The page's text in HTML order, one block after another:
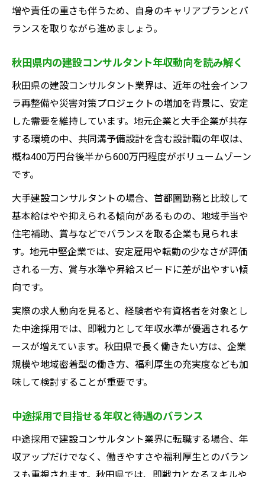
増や責任の重さも伴うため、自身のキャリアプランとバ
ランスを取りながら進めましょう。
秋田県内の建設コンサルタント年収動向を読み解く
秋田県の建設コンサルタント業界は、近年の社会インフ
ラ再整備や災害対策プロジェクトの増加を背景に、安定
した需要を維持しています。地元企業と大手企業が共存
する環境の中、共同溝予備設計を含む設計職の年収は、
概ね400万円台後半から600万円程度がボリュームゾーン
です。
大手建設コンサルタントの場合、首都圏勤務と比較して
基本給はやや抑えられる傾向があるものの、地域手当や
住宅補助、賞与などでバランスを取る企業も見られま
す。地元中堅企業では、安定雇用や転勤の少なさが評価
される一方、賞与水準や昇給スピードに差が出やすい傾
向です。
実際の求人動向を見ると、経験者や有資格者を対象とし
た中途採用では、即戦力として年収水準が優遇されるケ
ースが増えています。秋田県で長く働きたい方は、企業
規模や地域密着型の働き方、福利厚生の充実度なども加
味して検討することが重要です。
中途採用で目指せる年収と待遇のバランス
中途採用で建設コンサルタント業界に転職する場合、年
収アップだけでなく、働きやすさや福利厚生とのバラン
スも重視されます。秋田県では、即戦力となるスキルや